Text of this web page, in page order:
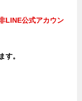
LINE公式アカウン
す。